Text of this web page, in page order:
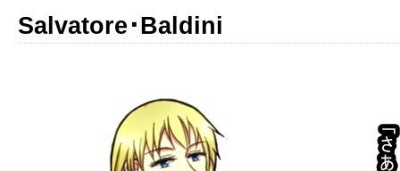
Salvatore･Baldini